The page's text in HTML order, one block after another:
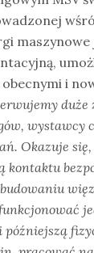
maszynowe
i
wystawcy
Okazuje
późniejszą